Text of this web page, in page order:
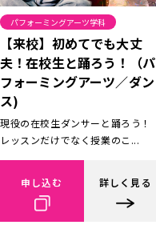
パフォーミングアーツ学科
【来校】初めてでも大丈
夫！在校生と踊ろう！（パ
フォーミングアーツ／ダン
ス)
現役の在校生ダンサーと踊ろう！
レッスンだけでなく授業のこ...
申し込む 詳しく見る